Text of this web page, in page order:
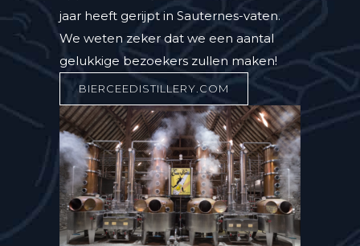
jaar heeft gerijpt in Sauternes-vaten.
We weten zeker dat we een aantal
gelukkige bezoekers zullen maken!
BIERCEEDISTILLERY.COM